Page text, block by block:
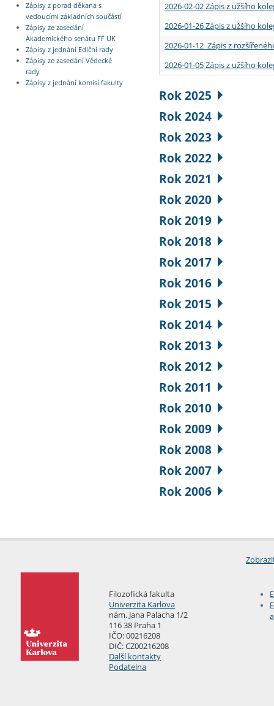
Zápisy z porad děkana s
vedoucími základních součástí
Zápisy ze zasedání
Akademického senátu FF UK
Zápisy z jednání Ediční rady
Zápisy ze zasedání Vědecké
rady
Zápisy z jednání komisí fakulty
2026-02-02 Zápis z užšího
2026-01-26 Zápis z užšího
2026-01-12 Zápis z
2026-01-05 Zápis z užšího
Rok 2025
Rok 2024
Rok 2023
Rok 2022
Rok 2021
Rok 2020
Rok 2019
Rok 2018
Rok 2017
Rok 2016
Rok 2015
Rok 2014
Rok 2013
Rok 2012
Rok 2011
Rok 2010
Rok 2009
Rok 2008
Rok 2007
Rok 2006
Filozofická fakulta
Univerzita Karlova
nám. Jana Palacha 1/2
116 38 Praha 1
IČO: 00216208
DIČ: CZ00216208
Další kontakty
Podatelna